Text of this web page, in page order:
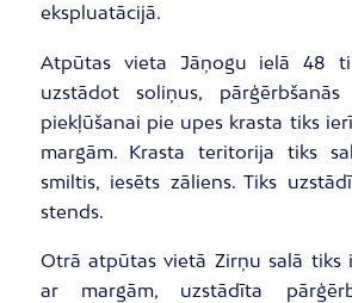
ekspluatācijā.
Atpūtas vieta Jāņogu ielā 48
uzstādot soliņus,
piekļūšanai pie upes krasta tiks
margām. Krasta teritorija tiks
smiltis, iesēts zāliens. Tiks
stends.
Otrā atpūtas vietā Zirņu salā tiks
ar margām, uzstādīta